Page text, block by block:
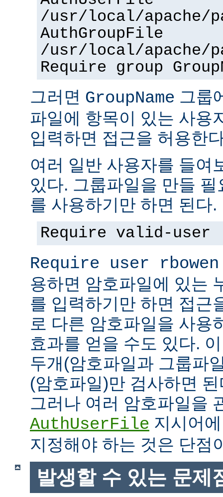
/usr/local/apache/
AuthGroupFile
/usr/local/apache/
Require group
그러면 GroupName 그룹
파일에 항목이 있는 사용
입력하면 접근을 허용한
여러 일반 사용자를 들여
있다. 그룹파일을 만들
를 사용하기만 하면 된다.
Require valid-user
Require user rbowen
용하면 암호파일에 있는
를 입력하기만 하면 접근
로 다른 암호파일을 사용
효과를 얻을 수도 있다.
두개(암호파일과 그룹파
(암호파일)만 검사하면
그러나 여러 암호파일을
AuthUserFile 지시어
지정해야 하는 것은 단점
발생할 수 있는 문제